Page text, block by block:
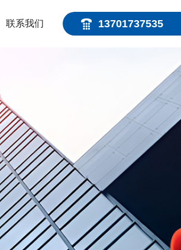
13701737535
联系我们